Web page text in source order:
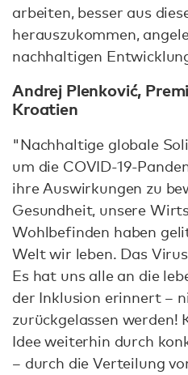
arbeiten, besser aus
herauszukommen,
nachhaltigen
Andrej Plenković,
Kroatien
"Nachhaltige globale
um die COVID-19-
ihre Auswirkungen zu
Gesundheit, unsere
Wohlbefinden haben
Welt wir leben. Das
Es hat uns alle an die
der Inklusion erinnert –
zurückgelassen werden!
Idee weiterhin durch
– durch die Verteilung